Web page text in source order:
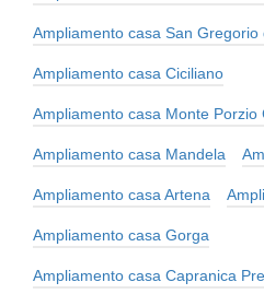
Ampliamento casa San Gregorio
Ampliamento casa Ciciliano
Ampliamento casa Monte Porzio
Ampliamento casa Mandela
Ampliamento casa Artena
Ampliamento casa Gorga
Ampliamento casa Capranica